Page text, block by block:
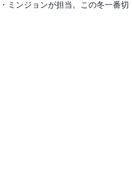
ミンジョンが担当。この冬一番切